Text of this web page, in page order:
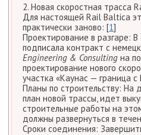
2. Новая скоростная трасса
Для настоящей Rail Baltica
практически заново: [1]
Проектирование в разгаре:
подписала контракт с
Engineering & Consulting на
проектирование нового
участка «Каунас — граница
Планы по строительству:
план новой трассы, идет
строительные работы на
должны развернуться в
Сроки соединения: